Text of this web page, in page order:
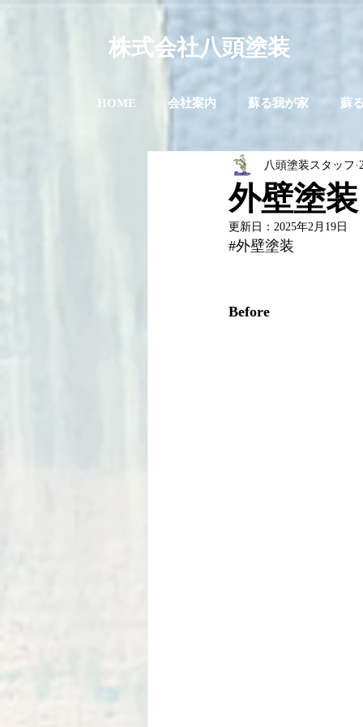
株式会社八頭塗装
HOME 会社案内 蘇る我が家 蘇
外壁塗
八頭塗装スタッフ
更新日： 2025年2月19日
#外壁塗装
Before